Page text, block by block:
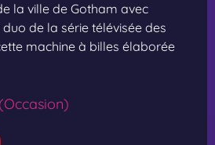
la ville de Gotham avec
de la série télévisée des
machine à billes élaborée
(Occasion)